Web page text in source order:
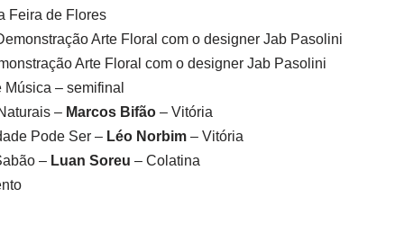
Feira de Flores
Arte Floral com o designer Jab Pasolini
Arte Floral com o designer Jab Pasolini
– semifinal
– Marcos Bifão – Vitória
Pode Ser – Léo Norbim – Vitória
– Luan Soreu – Colatina